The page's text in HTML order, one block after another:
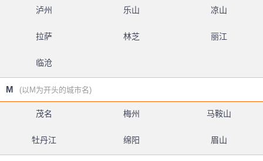
泸州 乐山 凉山
拉萨 林芝 丽江
临沧
M (以M为开头的城市名)
茂名 梅州 马鞍山
牡丹江 绵阳 眉山